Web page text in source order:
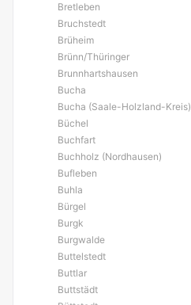
Bretleben
Bruchstedt
Brüheim
Brünn/Thüringer
Brunnhartshausen
Bucha
Bucha (Saale-Holzland-Kreis)
Büchel
Buchfart
Buchholz (Nordhausen)
Bufleben
Buhla
Bürgel
Burgk
Burgwalde
Buttelstedt
Buttlar
Buttstädt